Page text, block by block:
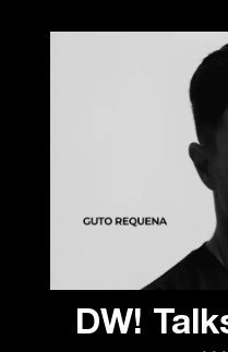
DW!